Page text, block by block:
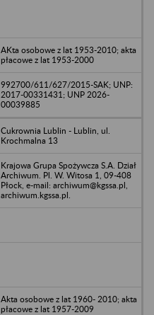
AKta osobowe z lat 1953-2010; akta
płacowe z lat 1953-2000
992700/611/627/2015-SAK; UNP:
2017-00331431; UNP 2026-
00039885
Cukrownia Lublin - Lublin, ul.
Krochmalna 13
Krajowa Grupa Spożywcza S.A. Dział
Archiwum. Pl. W. Witosa 1, 09-408
Płock, e-mail: archiwum@kgssa.pl,
archiwum.kgssa.pl.
Akta osobowe z lat 1960- 2010; akta
płacowe z lat 1957-2009